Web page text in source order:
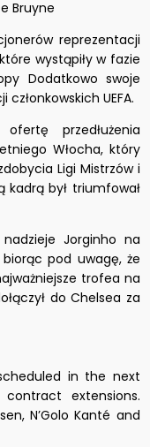
Bruyne
reprezentacji
wystąpiły w fazie
Dodatkowo swoje
UEFA.
ofertę przedłużenia
Włocha, który
Ligi Mistrzów i
kadrą był triumfował
Jorginho na
biorąc pod uwagę, że
trofea na
do Chelsea za
in the next
extensions.
N’Golo Kanté and